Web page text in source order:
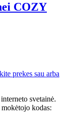
COZY
prekes sau arba
svetainė.
kodas: